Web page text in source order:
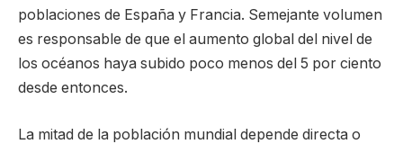
poblaciones de España y Francia. Semejante volumen
es responsable de que el aumento global del nivel de
los océanos haya subido poco menos del 5 por ciento
desde entonces.
La mitad de la población mundial depende directa o